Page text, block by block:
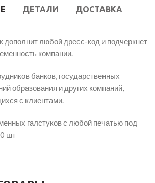
ДЕТАЛИ ДОСТАВКА
дополнит любой дресс-код и подчеркнет
компании.
банков, государственных
образования и других компаний,
с клиентами.
галстуков с любой печатью под
шт